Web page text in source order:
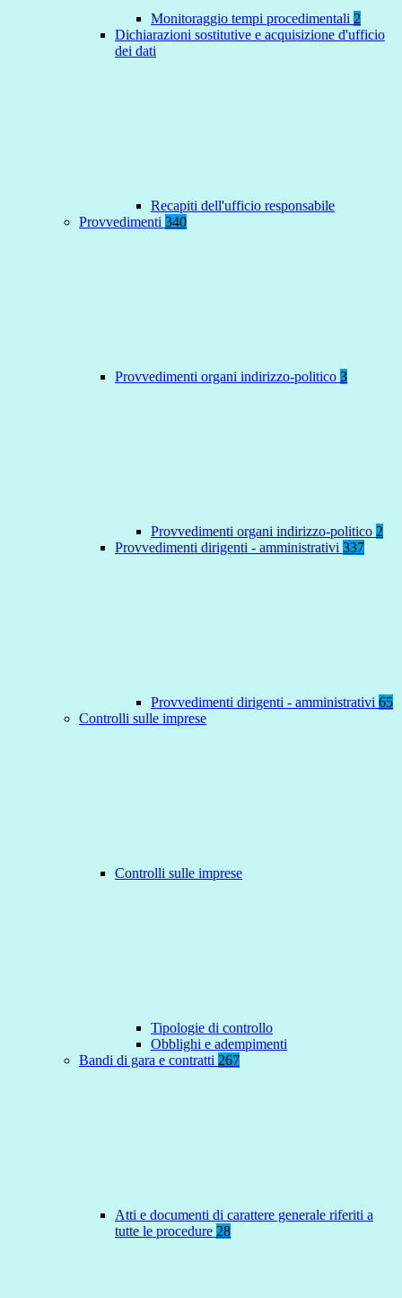
Monitoraggio tempi procedimentali 2
Dichiarazioni sostitutive e acquisizione d'ufficio
dei dati
Recapiti dell'ufficio responsabile
Provvedimenti 340
Provvedimenti organi indirizzo-politico 3
Provvedimenti organi indirizzo-politico 2
Provvedimenti dirigenti - amministrativi 337
Provvedimenti dirigenti - amministrativi 65
Controlli sulle imprese
Controlli sulle imprese
Tipologie di controllo
Obblighi e adempimenti
Bandi di gara e contratti 267
Atti e documenti di carattere generale riferiti a
tutte le procedure 28